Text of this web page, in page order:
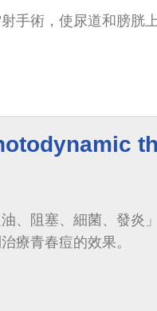
手術，使尿道和膀胱
、阻塞、細菌、發炎
療青春痘的效果。